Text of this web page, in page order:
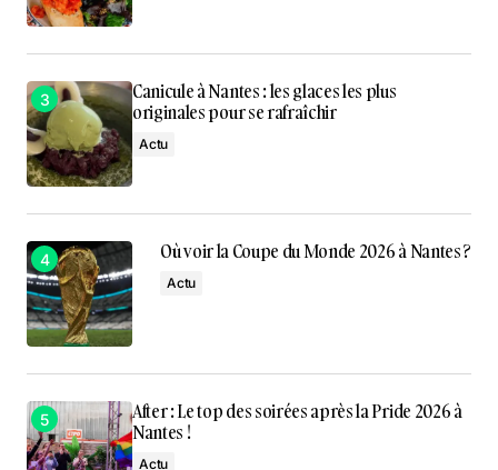
Canicule à Nantes : les glaces les plus
originales pour se rafraîchir
Actu
Où voir la Coupe du Monde 2026 à Nantes ?
Actu
After : Le top des soirées après la Pride 2026 à
Nantes !
Actu